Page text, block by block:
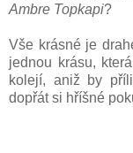
Ambre Topkapi?
Vše krásné je
jednou krásu,
kolejí, aniž by
dopřát si hříšné